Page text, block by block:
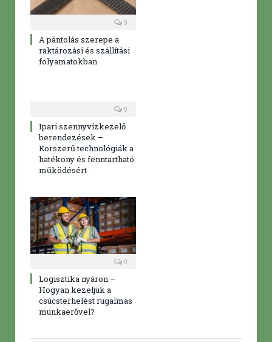
0
A pántolás szerepe a
raktározási és szállítási
folyamatokban
0
Ipari szennyvízkezelő
berendezések –
Korszerű technológiák a
hatékony és fenntartható
működésért
0
Logisztika nyáron –
Hogyan kezeljük a
csúcsterhelést rugalmas
munkaerővel?